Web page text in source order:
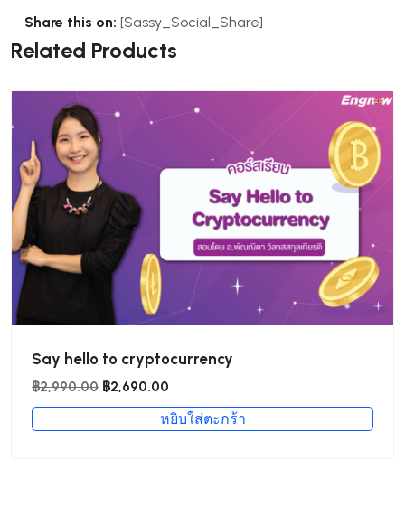
ให้
กลาย
เงิน
Share this on: [Sassy_Social_Share]
Related Products
Say hello to cryptocurrency
฿2,990.00 Original
price
was:
฿2,690.00
price
is:
หยิบใส่ตะกร้า